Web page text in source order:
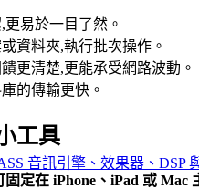
音訊引擎、效果器、DSP
易於一目了然。
資料夾,執行批次操作。
更清楚,更能承受網路波動。
的傳輸更快。
工具
固定在 iPhone、iPad 或 Mac